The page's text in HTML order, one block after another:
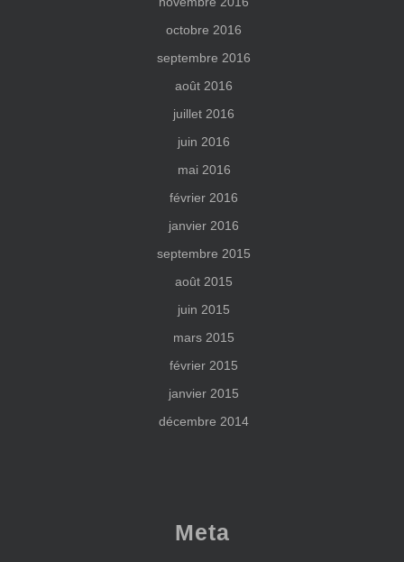
octobre 2016
septembre 2016
août 2016
juillet 2016
juin 2016
mai 2016
février 2016
janvier 2016
septembre 2015
août 2015
juin 2015
mars 2015
février 2015
janvier 2015
décembre 2014
Meta